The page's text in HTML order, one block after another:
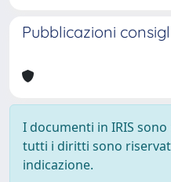
Pubblicazioni
I documenti in IRIS
tutti i diritti sono
indicazione.